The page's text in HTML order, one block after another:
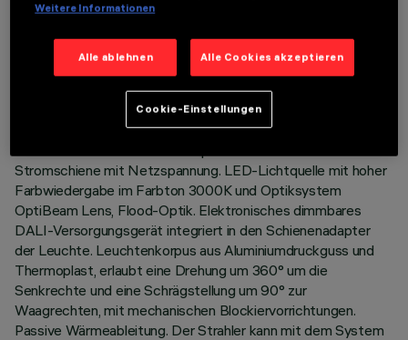
TECHNISCHE DATEN
Stromschiene mit Netzspannung. LED-Lichtquelle mit hoher
Farbwiedergabe im Farbton 3000K und Optiksystem
OptiBeam Lens, Flood-Optik. Elektronisches dimmbares
DALI-Versorgungsgerät integriert in den Schienenadapter
der Leuchte. Leuchtenkorpus aus Aluminiumdruckguss und
Thermoplast, erlaubt eine Drehung um 360° um die
Senkrechte und eine Schrägstellung um 90° zur
Waagrechten, mit mechanischen Blockiervorrichtungen.
Passive Wärmeableitung. Der Strahler kann mit dem System
Weitere Informationen
Alle ablehnen Alle Cookies akzeptieren
Cookie-Einstellungen